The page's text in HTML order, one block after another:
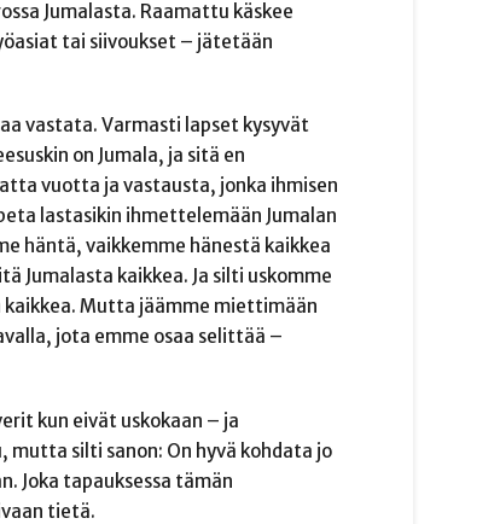
Jumalasta. Raamattu käskee
tai siivoukset – jätetään
vastata. Varmasti lapset kysyvät
on Jumala, ja sitä en
vuotta ja vastausta, jonka ihmisen
lastasikin ihmettelemään Jumalan
häntä, vaikkemme hänestä kaikkea
Jumalasta kaikkea. Ja silti uskomme
kaikkea. Mutta jäämme miettimään
jota emme osaa selittää –
kun eivät uskokaan – ja
silti sanon: On hyvä kohdata jo
Joka tapauksessa tämän
tietä.